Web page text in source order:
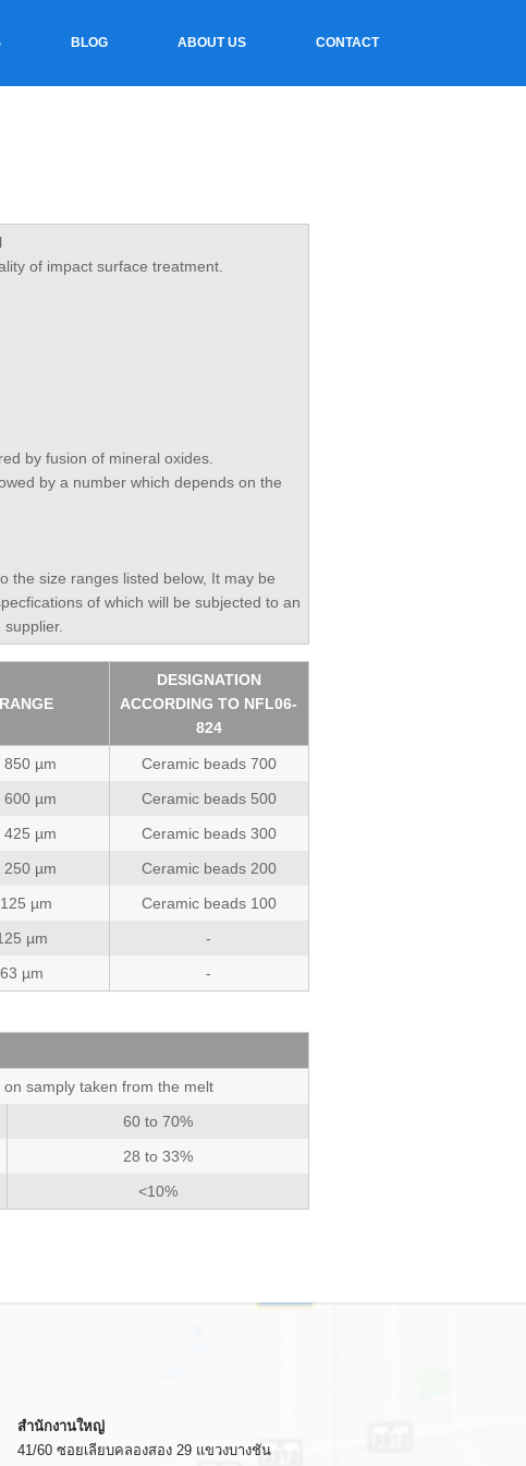
BLOG ABOUT US CONTACT
of impact surface treatment.
by fusion of mineral oxides.
by a number which depends on the
the size ranges listed below, It may be
of which will be subjected to an
DESIGNATION
ACCORDING TO NFL06-
824
850 µm
Ceramic beads 700
600 µm
Ceramic beads 500
425 µm
Ceramic beads 300
250 µm
Ceramic beads 200
µm
Ceramic beads 100
µm
-
µm -
samply taken from the melt
60 to 70%
28 to 33%
<10%
สำนักงานใหญ่
41/60 ซอยเลียบคลองสอง 29 แขวงบางชัน